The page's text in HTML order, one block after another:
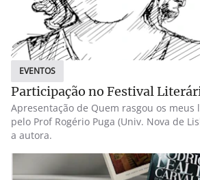
EVENTOS
Participação no Festival
Apresentação de Quem rasgou os meus
pelo Prof Rogério Puga (Univ. Nova de
a autora.